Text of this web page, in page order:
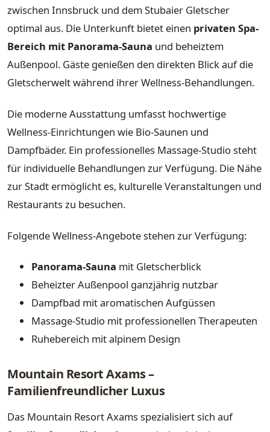
zwischen Innsbruck und dem Stubaier Gletscher
optimal aus. Die Unterkunft bietet einen privaten Spa-
Bereich mit Panorama-Sauna und beheiztem
Außenpool. Gäste genießen den direkten Blick auf die
Gletscherwelt während ihrer Wellness-Behandlungen.
Die moderne Ausstattung umfasst hochwertige
Wellness-Einrichtungen wie Bio-Saunen und
Dampfbäder. Ein professionelles Massage-Studio steht
für individuelle Behandlungen zur Verfügung. Die Nähe
zur Stadt ermöglicht es, kulturelle Veranstaltungen und
Restaurants zu besuchen.
Folgende Wellness-Angebote stehen zur Verfügung:
Panorama-Sauna mit Gletscherblick
Beheizter Außenpool ganzjährig nutzbar
Dampfbad mit aromatischen Aufgüssen
Massage-Studio mit professionellen Therapeuten
Ruhebereich mit alpinem Design
Mountain Resort Axams –
Familienfreundlicher Luxus
Das Mountain Resort Axams spezialisiert sich auf